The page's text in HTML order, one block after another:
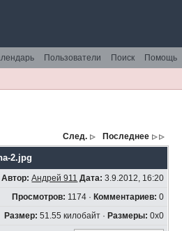
Помощь
Поиск
Пользователи
След. Последнее
2.jpg
Автор: Андрей 911 Дата:3.9.2012, 16:20
Просмотров: 1174 · Комментариев:0
Размер: 51.55 килобайт · Размеры:0x0